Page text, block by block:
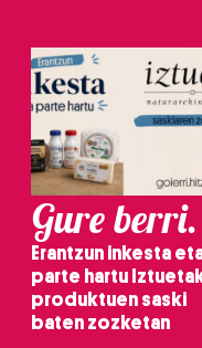
Gure berri.
Erantzun inkesta
parte hartu
produktuen saski
baten zozketan